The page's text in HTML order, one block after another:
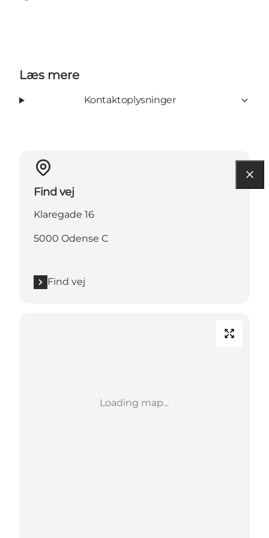
Læs mere
Kontaktoplysninger
Find vej
Klaregade 16
5000 Odense C
Find vej
Loading map...